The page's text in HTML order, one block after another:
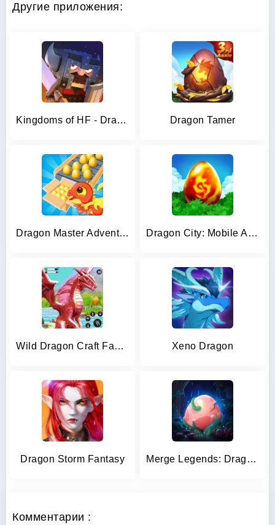
Другие приложения:
Kingdoms of HF - Dragon War Dragon Tamer
Dragon Master Adventure Dragon City: Mobile Adventure
Wild Dragon Craft Family Sim Xeno Dragon
Dragon Storm Fantasy Merge Legends: Dragon Island
Комментарии :